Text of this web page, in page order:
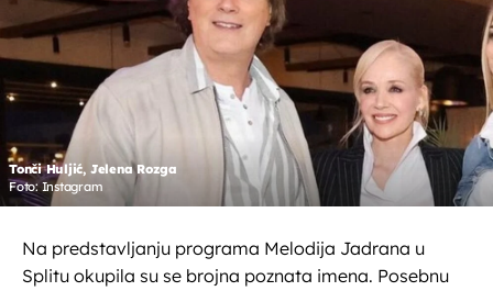
Tonči Huljić, Jelena Rozga
Foto: Instagram
Na predstavljanju programa Melodija Jadrana u
Splitu okupila su se brojna poznata imena. Posebnu